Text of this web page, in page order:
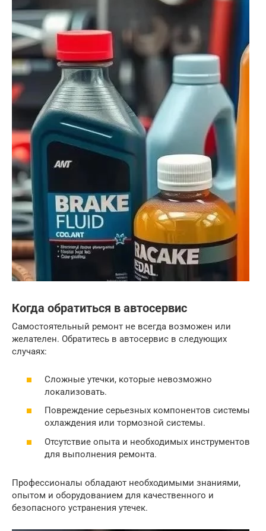
Когда обратиться в автосервис
Самостоятельный ремонт не всегда возможен или
желателен. Обратитесь в автосервис в следующих
случаях:
Сложные утечки, которые невозможно
локализовать.
Повреждение серьезных компонентов системы
охлаждения или тормозной системы.
Отсутствие опыта и необходимых инструментов
для выполнения ремонта.
Профессионалы обладают необходимыми знаниями,
опытом и оборудованием для качественного и
безопасного устранения утечек.